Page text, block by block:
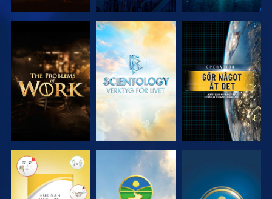
UTFORSKA
SERIEN
UTFORSKA
SERIEN
TITTA
TITTA TITTA TITTA